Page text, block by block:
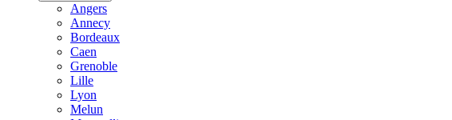
Angers
Annecy
Bordeaux
Caen
Grenoble
Lille
Lyon
Melun